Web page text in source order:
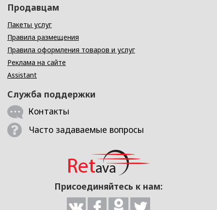
Продавцам
Пакеты услуг
Правила размещения
Правила оформления товаров и услуг
Реклама на сайте
Assistant
Служба поддержки
Контакты
Часто задаваемые вопросы
Присоединяйтесь к нам: